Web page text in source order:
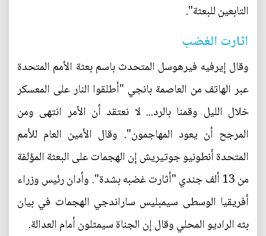
التابعين للبعثة".
اثارت الغضب
وقال إيرفيه فيرهوسل المتحدث باسم بعثة الأمم المتحدة
عبر الهاتف من العاصمة بانجي "أطلقوا النار على المعسكر
خلال الليل وقمنا بالرد... لا نعتقد أن الأمر انتهى ومن
المرجح أن يعود المهاجمون". وقال الأمين العام للأمم
المتحدة أنطونيو جوتيريش إن الهجمات على البعثة المؤلفة
من 13 ألف جندي "أثارت غضبه بشدة". وأدان رئيس وزراء
أفريقيا الوسطى سيمبليس ساراندجي الهجمات في بيان
بثه الراديو المحلي وقال إن الجناة سيمثلون أمام العدالة.